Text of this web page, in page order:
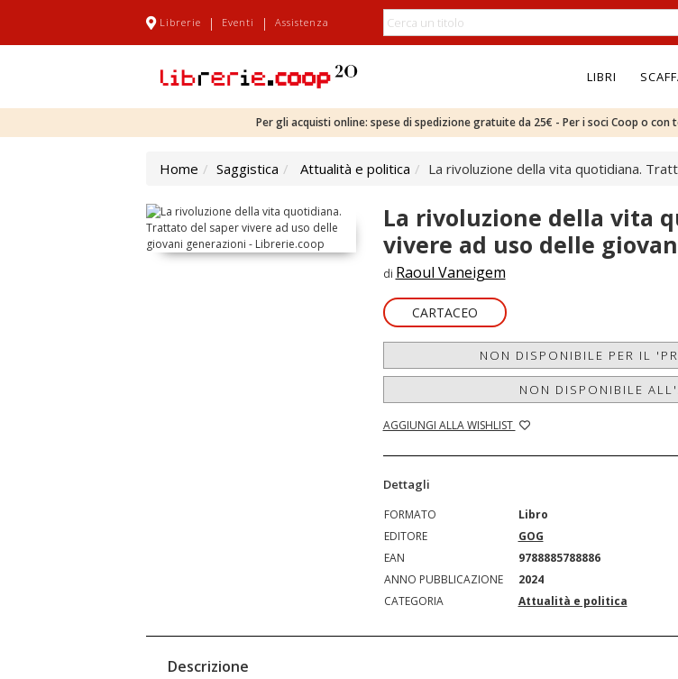
Librerie | Eventi | Assistenza
LIBRI
Per gli acquisti online: spese di spedizione gratuite da 25€ - Per i soci Coop o
Home Saggistica Attualità e politica La rivoluzione della vita quotidiana.
La rivoluzione della vita
vivere ad uso delle
di Raoul Vaneigem
CARTACEO
NON DISPONIBILE PER IL
NON DISPONIBILE
AGGIUNGI ALLA WISHLIST
Dettagli
FORMATO
Libro
EDITORE
GOG
EAN
9788885788886
ANNO PUBBLICAZIONE
2024
CATEGORIA
Attualità e politica
Descrizione